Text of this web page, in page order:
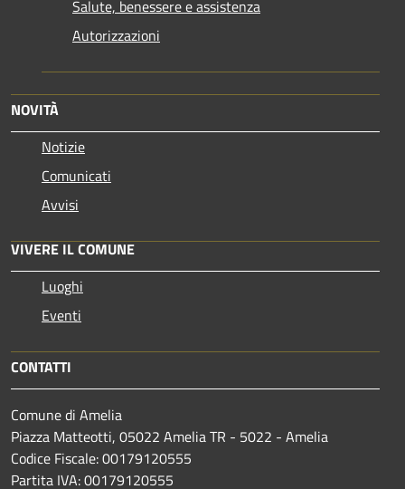
Salute, benessere e assistenza
Autorizzazioni
NOVITÀ
Notizie
Comunicati
Avvisi
VIVERE IL COMUNE
Luoghi
Eventi
CONTATTI
Comune di Amelia
Piazza Matteotti, 05022 Amelia TR - 5022 - Amelia
Codice Fiscale: 00179120555
Partita IVA: 00179120555